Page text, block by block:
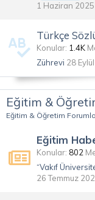
1 Haziran 2025
Türkçe
Konular 1.4K
Zührevi 28
Eğitim &
Eğitim & Öğretim
Eğitim
Konular 802
“Vakıf
26 Temmuz